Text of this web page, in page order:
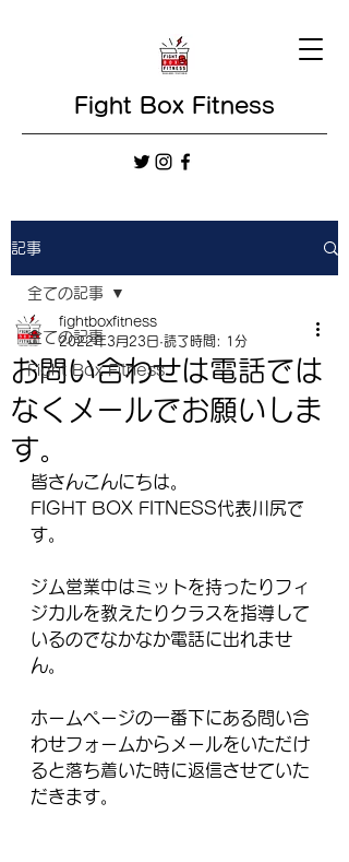
Fight Box Fitness
記事
全ての記事
Fight Box Fitness
全ての記事
お問い合わせは電話では
なくメールでお願いしま
す。
fightboxfitness
2022年3月23日 読了時間: 1分
皆さんこんにちは。
FIGHT BOX FITNESS代表川尻で
す。
ジム営業中はミットを持ったりフィ
ジカルを教えたりクラスを指導して
いるのでなかなか電話に出れませ
ん。
ホームページの一番下にある問い合
わせフォームからメールをいただけ
ると落ち着いた時に返信させていた
だきます。